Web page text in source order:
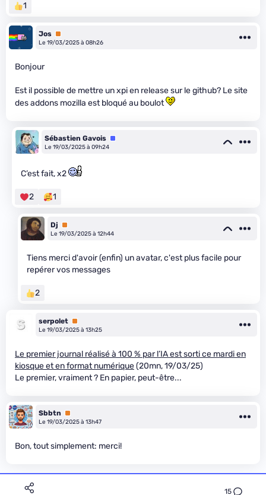
15
1
Jos Premium
Le 19/03/2025 à 08h26
Bonjour
Est il possible de mettre un xpi en release sur le github? Le site
des addons mozilla est bloqué au boulot
Sébastien Gavois Équipe
Le 19/03/2025 à 09h24
C’est fait, x2
2 1
Dj
Premium
Le 19/03/2025 à 12h44
Tiens merci d'avoir (enfin) un avatar, c'est plus facile pour
repérer vos messages
2
serpolet Premium
Le 19/03/2025 à 13h25
Le premier journal réalisé à 100 % par l’IA est sorti ce mardi en
kiosque et en format numérique(20mn, 19/03/25)
Le premier, vraiment ? En papier, peut-être...
Sbbtn
Premium
Le 19/03/2025 à 13h47
Bon, tout simplement: merci!